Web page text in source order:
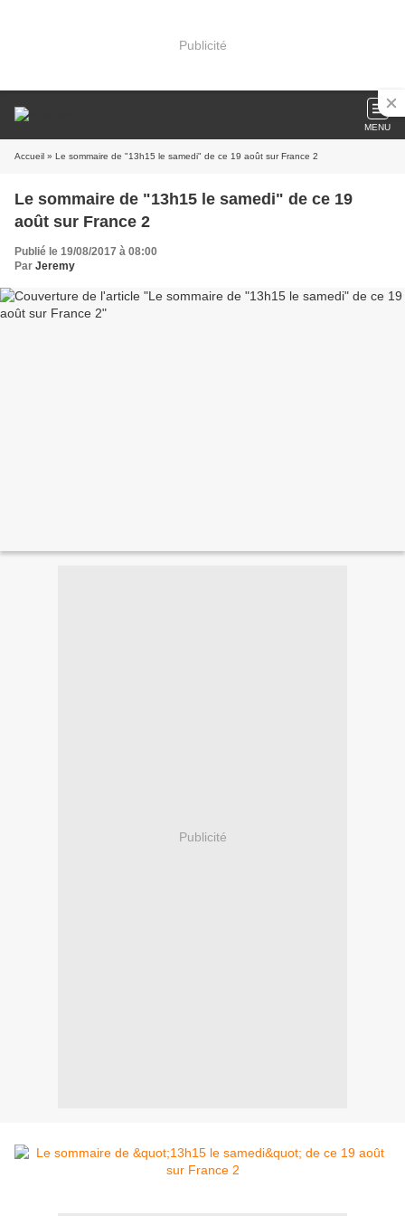
Publicité
MENU
Accueil » Le sommaire de "13h15 le samedi" de ce 19 août sur France 2
Le sommaire de "13h15 le samedi" de ce 19
août sur France 2
Publié le 19/08/2017 à 08:00
Par Jeremy
Publicité